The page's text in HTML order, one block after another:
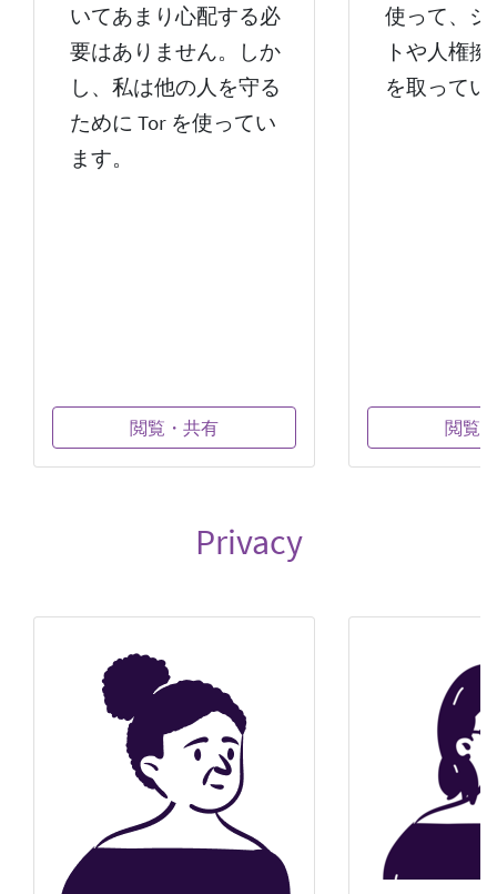
いてあまり心配する必
要はありません。しか
し、私は他の人を守る
ために Tor を使ってい
ます。
閲覧・共有
使って、
トや人権
を取ってい
閲覧
Privacy